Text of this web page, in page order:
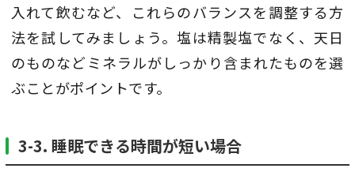
入れて飲むなど、これらのバランスを調整する方
法を試してみましょう。塩は精製塩でなく、天日
のものなどミネラルがしっかり含まれたものを選
ぶことがポイントです。
3-3. 睡眠できる時間が短い場合